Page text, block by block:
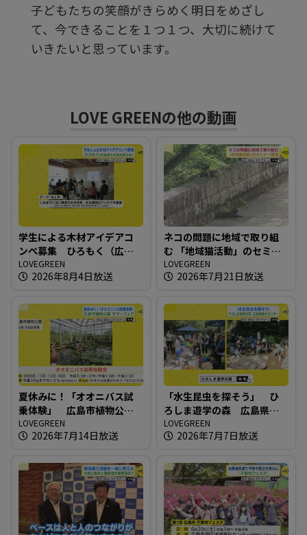
る
子どもたちの笑顔がきらめく明日をめざし
て、今できることを１つ１つ、大切に続けて
いきたいと思っています。
LOVE GREENの他の動画
学生による木材アイデアコ
ンペ募集 ひろもく（広島
県木材組合連合会）
LOVEGREEN
2026年8月4日放送
ネコの問題に地域で取り組
む 「地域猫活動」のセミナ
ー開催
LOVEGREEN
2026年7月21日放送
夏休みに！「オオニバス試
乗体験」 広島市植物公園
サマーフェア
LOVEGREEN
2026年7月14日放送
「水生昆虫を探そう」 ひ
ろしま遊学の森 広島県緑
化センター
LOVEGREEN
2026年7月7日放送